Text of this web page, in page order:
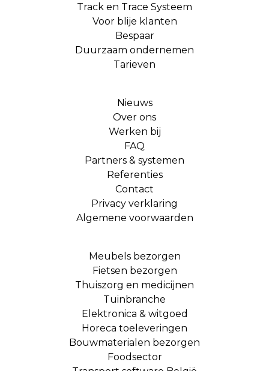
Track en Trace Systeem
Voor blije klanten
Bespaar
Duurzaam ondernemen
Tarieven
Nieuws
Over ons
Werken bij
FAQ
Partners & systemen
Referenties
Contact
Privacy verklaring
Algemene voorwaarden
Meubels bezorgen
Fietsen bezorgen
Thuiszorg en medicijnen
Tuinbranche
Elektronica & witgoed
Horeca toeleveringen
Bouwmaterialen bezorgen
Foodsector